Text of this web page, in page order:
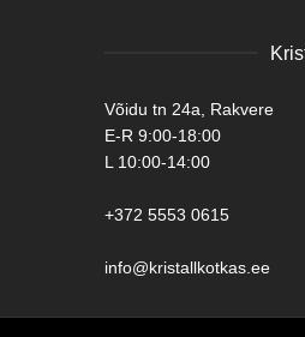
Võidu tn 24a, Rakvere
E-R 9:00-18:00
L 10:00-14:00
+372 5553 0615
info@kristallkotkas.ee